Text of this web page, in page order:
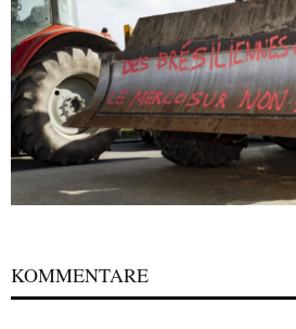
KOMMENTARE